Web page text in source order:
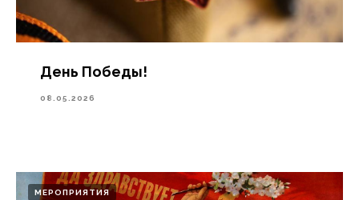
День Победы!
08.05.2026
МЕРОПРИЯТИЯ